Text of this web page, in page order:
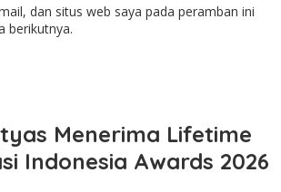
dan situs web saya pada peramban ini
berikutnya.
Menerima Lifetime
Indonesia Awards 2026